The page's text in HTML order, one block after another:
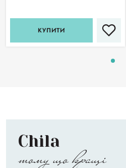
КУПИТИ
Chila
тому що кращі